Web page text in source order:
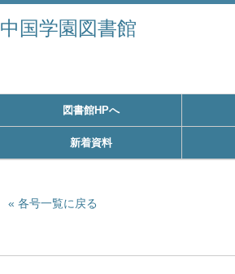
中国学園図書館
図書館HPへ
新着資料
各号一覧に戻る